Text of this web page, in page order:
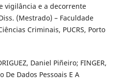
vigilância e a decorrente
(Mestrado) – Faculdade
Criminais, PUCRS, Porto
Daniel Piñeiro; FINGER,
De Dados Pessoais E A